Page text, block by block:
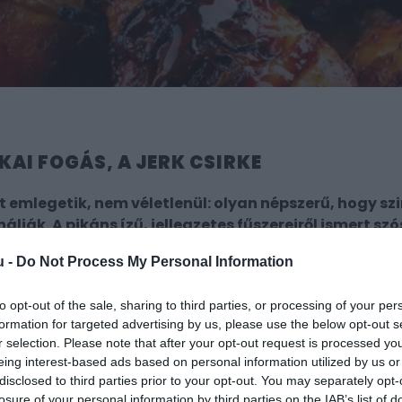
- Do Not Process My Personal Information
opt-out of the sale, sharing to third parties, or processing of your
for targeted advertising by us, please use the below opt-out
selection. Please note that after your opt-out request is processed
interest-based ads based on personal information utilized by us
to third parties prior to your opt-out. You may separately
of your personal information by third parties on the IAB’s list of
FOGÁS, A JERK CSIRKE
nem véletlenül: olyan népszerű, hogy
A pikáns ízű, jellegzetes fűszereiről ismert
otthon is.
ízek adják, hiszen többféle hagymát és gyömbért is
kicsit kevesebb mennyiséget felhasználni, hogy